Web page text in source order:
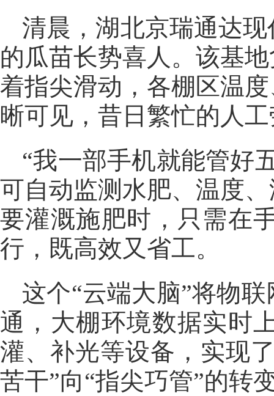
清晨，湖北京瑞通达
的瓜苗长势喜人。该基
着指尖滑动，各棚区温
晰可见，昔日繁忙的人
“我一部手机就能管好
可自动监测水肥、温度
要灌溉施肥时，只需在
行，既高效又省工。
这个“云端大脑”将物
通，大棚环境数据实时
灌、补光等设备，实现
苦干”向“指尖巧管”的转